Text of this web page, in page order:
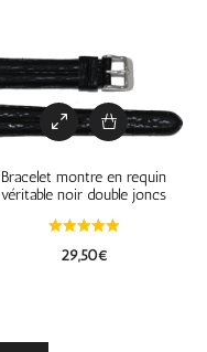
Bracelet montre en requin
véritable noir double joncs
29,50€